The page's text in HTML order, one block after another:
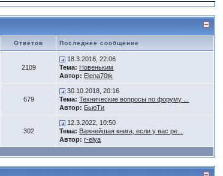
Ответов Последнее сообщение
2109
18.3.2018, 22:06
Тема: Новеньким
Автор: Elena70tk
679
30.10.2018, 20:16
Тема: Технические вопросы по форуму ...
Автор: БьюTи
302
12.3.2022, 10:50
Тема: Важнейшая книга, если у вас ре...
Автор: r-elya